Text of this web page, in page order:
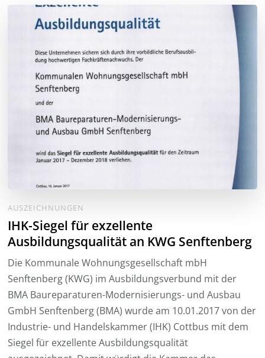
AUSZEICHNUNGEN
IHK-Siegel für exzellente
Ausbildungsqualität an KWG Senftenberg
Die Kommunale Wohnungsgesellschaft mbH
Senftenberg (KWG) im Ausbildungsverbund mit der
BMA Baureparaturen-Modernisierungs- und Ausbau
GmbH Senftenberg (BMA) wurde am 10.01.2017 von der
Industrie- und Handelskammer (IHK) Cottbus mit dem
Siegel für exzellente Ausbildungsqualität